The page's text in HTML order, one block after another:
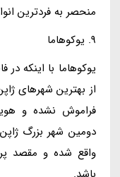
منحصر به فردترین
9. یوکوهاما
یوکوهاما با اینکه در
از بهترین شهرهای
فراموش نشده و
دومین شهر بزرگ
واقع شده و مقصد